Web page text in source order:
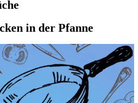
in der Pfanne